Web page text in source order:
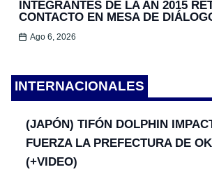
INTEGRANTES DE LA AN 2015
CONTACTO EN MESA DE
Ago 6, 2026
INTERNACIONALES
(JAPÓN) TIFÓN DOLPHIN
FUERZA LA PREFECTURA DE
(+VIDEO)